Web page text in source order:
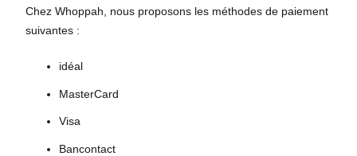
Chez Whoppah, nous proposons les méthodes de paiement
suivantes :
idéal
MasterCard
Visa
Bancontact